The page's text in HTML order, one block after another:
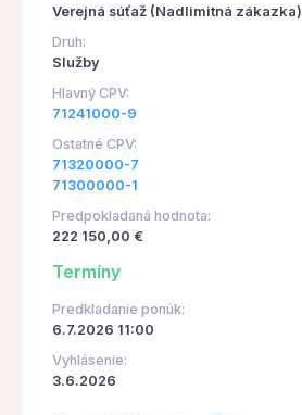
Verejná súťaž (Nadlimitná zákazka)
Druh:
Služby
Hlavný CPV:
71241000-9
Ostatné CPV:
71320000-7
71300000-1
Predpokladaná hodnota:
222 150,00 €
Termíny
Predkladanie ponúk:
6.7.2026 11:00
Vyhlásenie:
3.6.2026